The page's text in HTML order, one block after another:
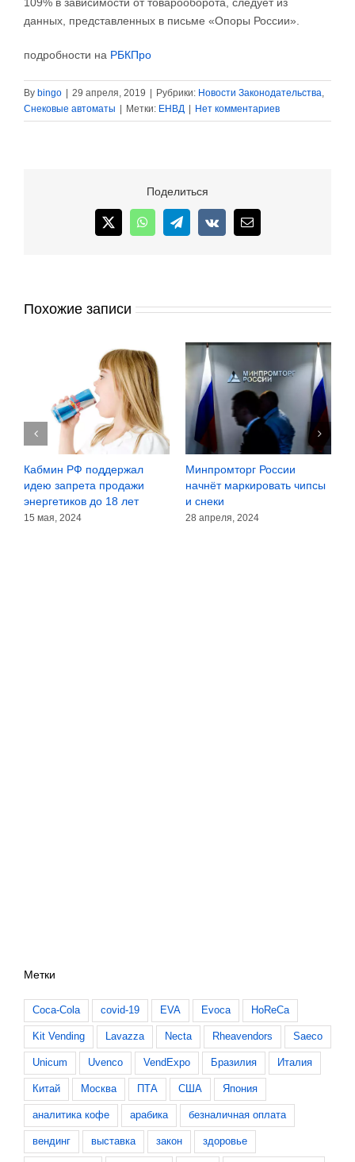
данных, представленных в письме «Опоры России».
подробности на РБКПро
By bingo | 29 апреля, 2019 | Рубрики: Новости Законодательства
Снековые автоматы | Метки: ЕНВД | Нет комментариев
Поделиться
X WhatsAppTelegram
Vk Email
Похожие записи
Кабмин РФ поддержал
идею запрета продажи
энергетиков до 18 лет
15 мая, 2024
Минпромторг России
начнёт маркировать чипсы
и снеки
28 апреля, 2024
Метки
Coca-Cola covid-19 EVA Evoca HoReCa
Kit Vending Lavazza Necta Rheavendors Saeco
Unicum Uvenco VendExpo Бразилия Италия
Китай Москва ПТА США Япония
аналитика кофе арабика безналичная оплата
вендинг выставка закон здоровье